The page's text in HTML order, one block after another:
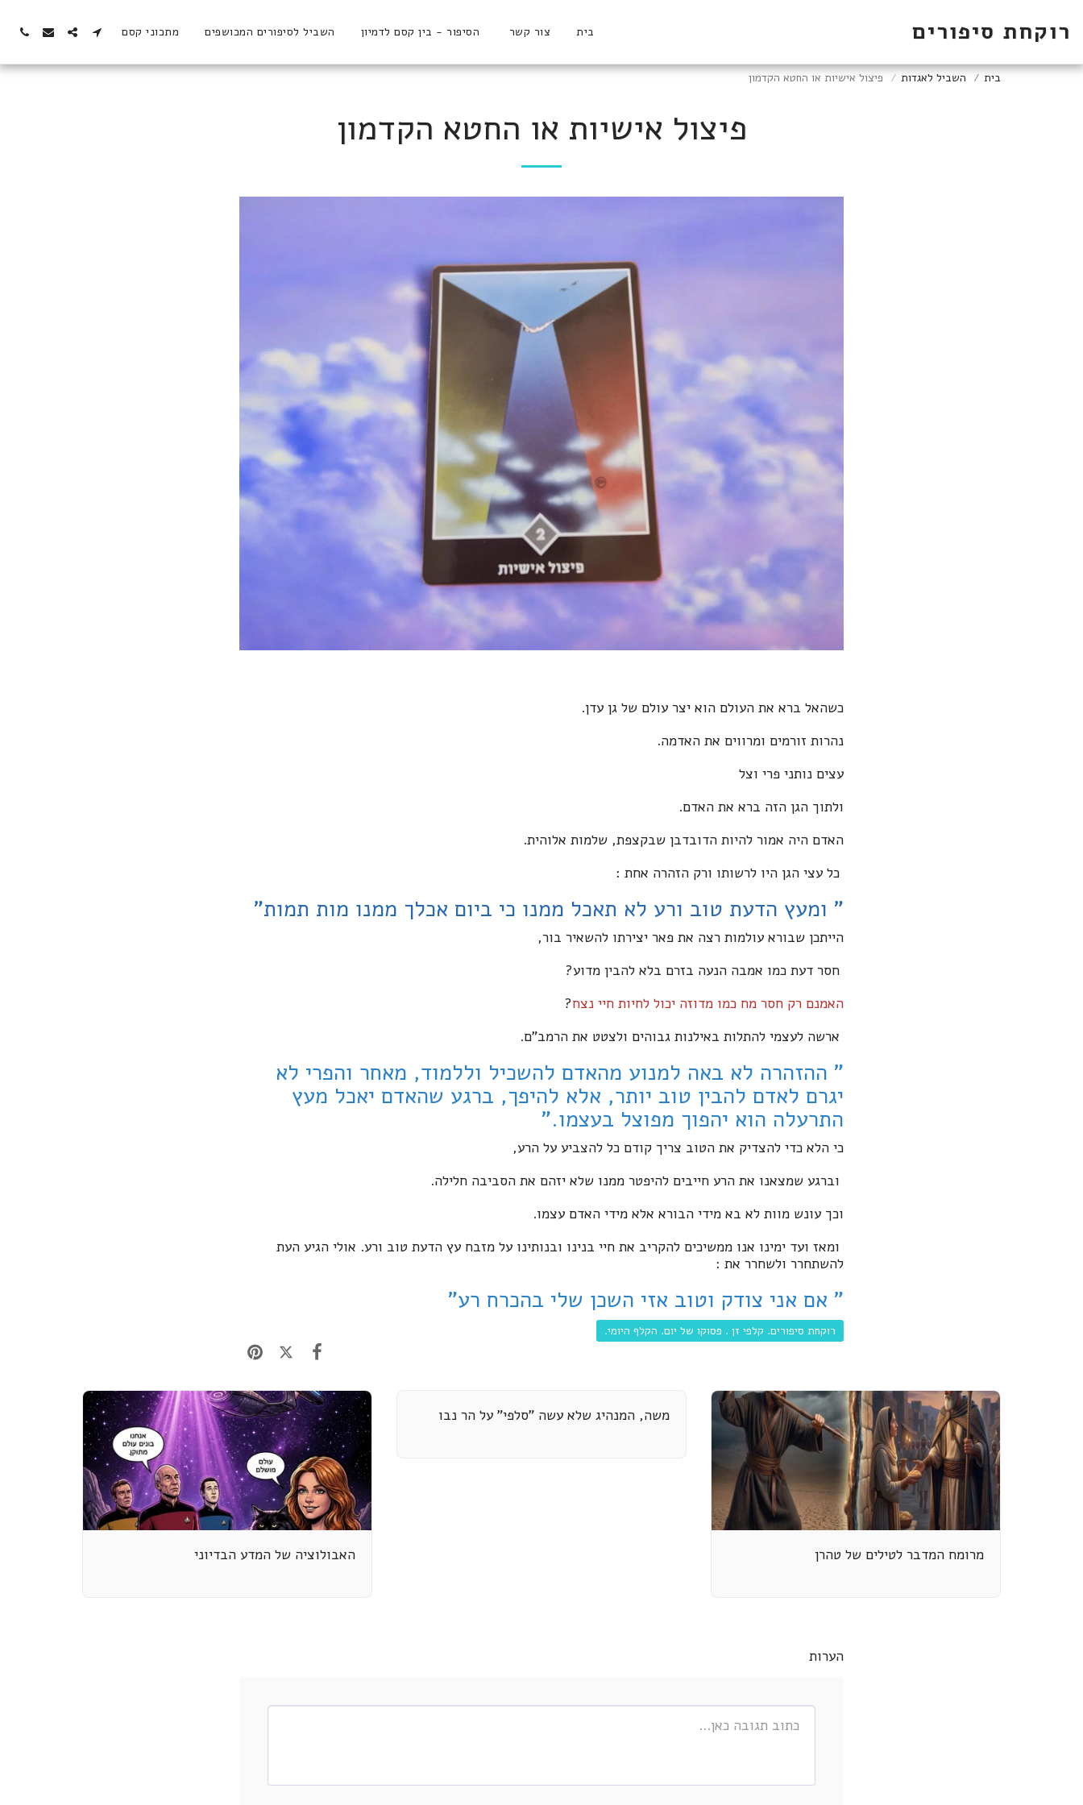
רוקחת סיפורים בית צור קשר הסיפור - בין קסם לדמיון השביל לסיפורים המכושפים מתכוני קסם
בית השביל לאגדות פיצול אישיות או החטא הקדמון
פיצול אישיות או החטא הקדמון
כשהאל ברא את העולם הוא יצר עולם של גן עדן.
נהרות זורמים ומרווים את האדמה.
עצים נותני פרי וצל
ולתוך הגן הזה ברא את האדם.
האדם היה אמור להיות הדובדבן שבקצפת, שלמות אלוהית.
כל עצי הגן היו לרשותו ורק הזהרה אחת :
" ומעץ הדעת טוב ורע לא תאכל ממנו כי ביום אכלך ממנו מות תמות"
הייתכן שבורא עולמות רצה את פאר יצירתו להשאיר בור,
חסר דעת כמו אמבה הנעה בזרם בלא להבין מדוע?
האמנם רק חסר מח כמו מדוזה יכול לחיות חיי נצח?
ארשה לעצמי להתלות באילנות גבוהים ולצטט את הרמב"ם.
" ההזהרה לא באה למנוע מהאדם להשכיל וללמוד, מאחר והפרי לא
יגרם לאדם להבין טוב יותר, אלא להיפך, ברגע שהאדם יאכל מעץ
התרעלה הוא יהפוך מפוצל בעצמו."
כי הלא כדי להצדיק את הטוב צריך קודם כל להצביע על הרע,
וברגע שמצאנו את הרע חייבים להיפטר ממנו שלא יזהם את הסביבה חלילה.
וכך עונש מוות לא בא מידי הבורא אלא מידי האדם עצמו.
ומאז ועד ימינו אנו ממשיכים להקריב את חיי בנינו ובנותינו על מזבח עץ הדעת טוב ורע. אולי הגיע העת
להשתחרר ולשחרר את :
" אם אני צודק וטוב אזי השכן שלי בהכרח רע"
רוקחת סיפורים. קלפי זן . פסוקו של יום. הקלף היומי.
מרומח המדבר לטילים של טהרן
משה, המנהיג שלא עשה "סלפי" על הר נבו
האבולוציה של המדע הבדיוני
הערות